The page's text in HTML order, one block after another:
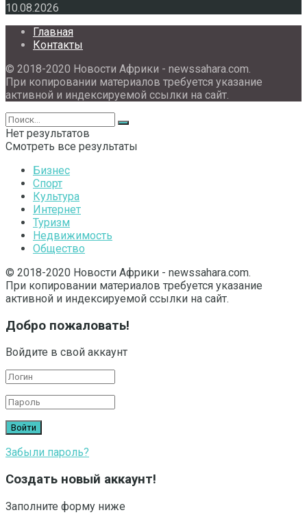
10.08.2026
Главная
Контакты
© 2018-2020 Новости Африки - newssahara.com.
При копировании материалов требуется указание
активной и индексируемой ссылки на сайт.
Нет результатов
Смотреть все результаты
Бизнес
Спорт
Культура
Интернет
Туризм
Недвижимость
Общество
© 2018-2020 Новости Африки - newssahara.com.
При копировании материалов требуется указание
активной и индексируемой ссылки на сайт.
Добро пожаловать!
Войдите в свой аккаунт
Забыли пароль?
Создать новый аккаунт!
Заполните форму ниже